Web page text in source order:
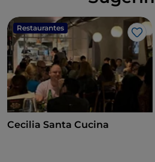
Restaurantes
Me
Cecilia Santa Cucina